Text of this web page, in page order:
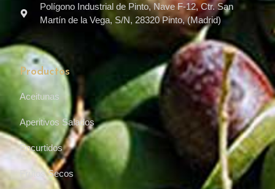
Polígono Industrial de Pinto, Nave F-12, Ctr. San
Martín de la Vega, S/N, 28320 Pinto, (Madrid)
Productos
Aceitunas
Aperitivos Salados
Encurtidos
Frutos Secos